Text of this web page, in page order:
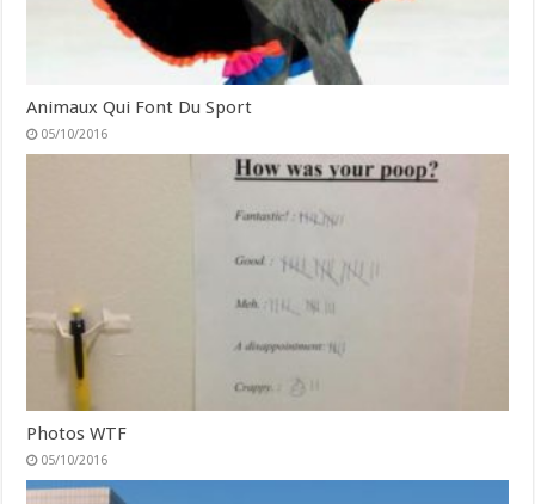
Animaux Qui Font Du Sport
05/10/2016
Photos WTF
05/10/2016